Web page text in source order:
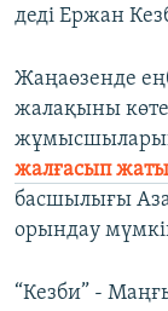
деді Ержан
Жаңаөзенде
жалақыны
жалғасып
басшылығы
орындау
“Кезби” -